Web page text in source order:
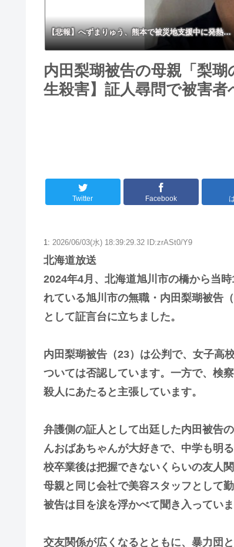
【悲報】へずまりゅう、熊本で被災地支援中に発熱
内田梨瑚被告の母親「梨
生殺害】証人尋問で被害
Twitter Facebook
1: 2026/06/03(水) 18:39:29.32 ID:zrASt0/Y9
北海道放送
2024年4月、北海道旭川市の橋から当
れている旭川市の無職・内田梨瑚被告
として証言台に立ちました。
内田梨瑚被告（23）は公判で、女子高
ついては否認しています。一方で、検
殺人にあたると主張しています。
弁護側の証人として出廷した内田被告
んおばあちゃんが大好きで、中学も明
校卒業後は把握できないくらいの友人
母親と同じ会社で美容スタッフとして
被告は目を涙を浮かべて聞き入っていま
交友関係が広くなるとともに、暴力団